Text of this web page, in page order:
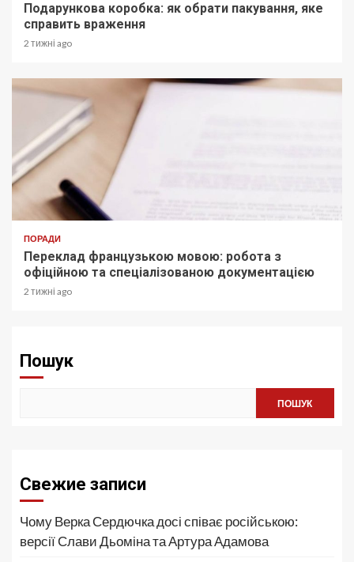
Подарункова коробка: як обрати пакування, яке
справить враження
2 тижні ago
ПОРАДИ
Переклад французькою мовою: робота з
офіційною та спеціалізованою документацією
2 тижні ago
Пошук
ПОШУК
Свежие записи
Чому Верка Сердючка досі співає російською:
версії Слави Дьоміна та Артура Адамова